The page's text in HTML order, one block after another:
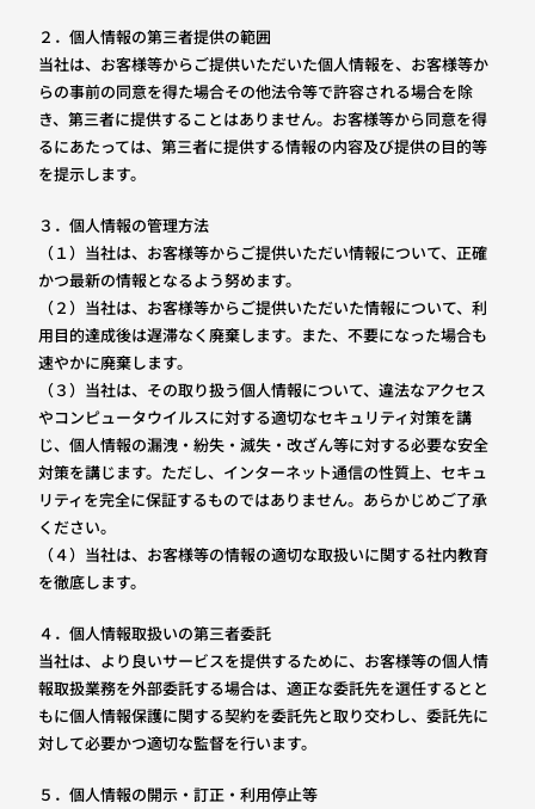
２．個人情報の第三者提供の範囲
当社は、お客様等からご提供いただいた個人情報を、お客様等か
らの事前の同意を得た場合その他法令等で許容される場合を除
き、第三者に提供することはありません。お客様等から同意を得
るにあたっては、第三者に提供する情報の内容及び提供の目的等
を提示します。
３．個人情報の管理方法
（１）当社は、お客様等からご提供いただい情報について、正確
かつ最新の情報となるよう努めます。
（２）当社は、お客様等からご提供いただいた情報について、利
用目的達成後は遅滞なく廃棄します。また、不要になった場合も
速やかに廃棄します。
（３）当社は、その取り扱う個人情報について、違法なアクセス
やコンピュータウイルスに対する適切なセキュリティ対策を講
じ、個人情報の漏洩・紛失・滅失・改ざん等に対する必要な安全
対策を講じます。ただし、インターネット通信の性質上、セキュ
リティを完全に保証するものではありません。あらかじめご了承
ください。
（４）当社は、お客様等の情報の適切な取扱いに関する社内教育
を徹底します。
４．個人情報取扱いの第三者委託
当社は、より良いサービスを提供するために、お客様等の個人情
報取扱業務を外部委託する場合は、適正な委託先を選任するとと
もに個人情報保護に関する契約を委託先と取り交わし、委託先に
対して必要かつ適切な監督を行います。
５．個人情報の開示・訂正・利用停止等